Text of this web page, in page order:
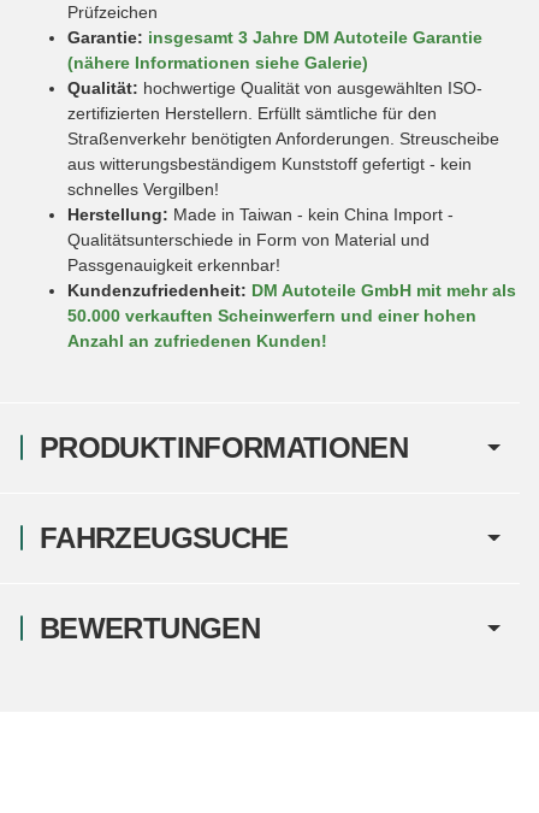
PRODUKTINFORMATIONEN
Prüfzeichen
Garantie: insgesamt 3 Jahre DM Autoteile Garantie
(nähere Informationen siehe Galerie)
Qualität: hochwertige Qualität von ausgewählten ISO-
zertifizierten Herstellern. Erfüllt sämtliche für den
Straßenverkehr benötigten Anforderungen. Streuscheibe
aus witterungsbeständigem Kunststoff gefertigt - kein
schnelles Vergilben!
Herstellung: Made in Taiwan - kein China Import -
Qualitätsunterschiede in Form von Material und
Passgenauigkeit erkennbar!
Kundenzufriedenheit: DM Autoteile GmbH mit mehr als
50.000 verkauften Scheinwerfern und einer hohen
Anzahl an zufriedenen Kunden!
FAHRZEUGSUCHE
BEWERTUNGEN